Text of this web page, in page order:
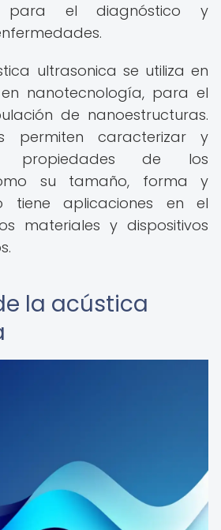
para el diagnóstico y
ultrasonica se utiliza en
nanotecnología, para el
de nanoestructuras.
permiten caracterizar y
propiedades de los
su tamaño, forma y
tiene aplicaciones en el
materiales y dispositivos
la acústica